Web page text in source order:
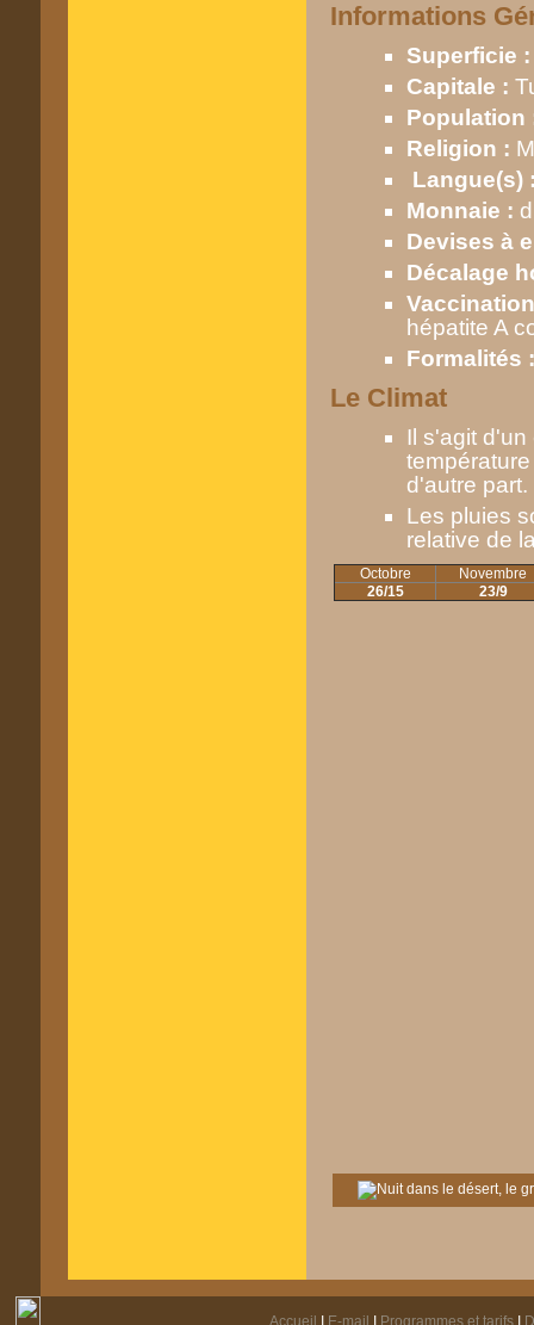
Informations
Superficie
Capitale :
Population
Religion :
Langue(s)
Monnaie :
Devises à
Décalage
hépatite A
Formalités
Le Climat
Il s'agit
d'autre part.
Les pluies
relative de
Octobre
Novembre
26/15
23/9
Accueil E-mail Programmes et tarifsI